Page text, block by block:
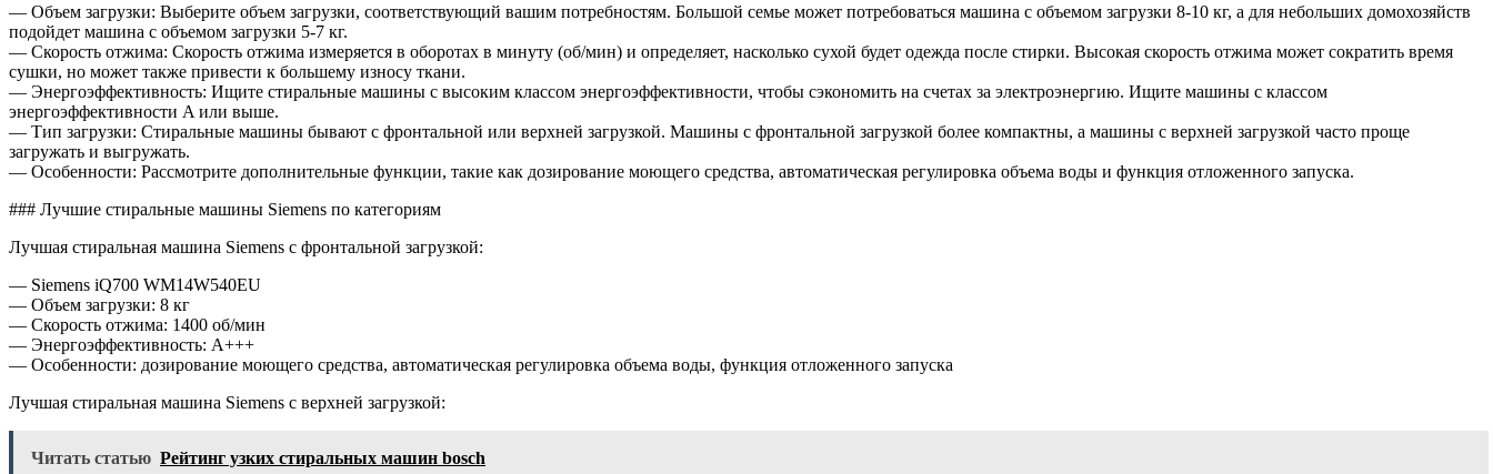
— Объем загрузки: Выберите объем загрузки, соответствующий вашим потребностям. Большой семье может потребоваться машина с объемом загрузки 8-10 кг, а для небольших домохозяйств
подойдет машина с объемом загрузки 5-7 кг.
— Скорость отжима: Скорость отжима измеряется в оборотах в минуту (об/мин) и определяет, насколько сухой будет одежда после стирки. Высокая скорость отжима может сократить время
сушки, но может также привести к большему износу ткани.
— Энергоэффективность: Ищите стиральные машины с высоким классом энергоэффективности, чтобы сэкономить на счетах за электроэнергию. Ищите машины с классом
энергоэффективности A или выше.
— Тип загрузки: Стиральные машины бывают с фронтальной или верхней загрузкой. Машины с фронтальной загрузкой более компактны, а машины с верхней загрузкой часто проще
загружать и выгружать.
— Особенности: Рассмотрите дополнительные функции, такие как дозирование моющего средства, автоматическая регулировка объема воды и функция отложенного запуска.
### Лучшие стиральные машины Siemens по категориям
Лучшая стиральная машина Siemens с фронтальной загрузкой:
— Siemens iQ700 WM14W540EU
— Объем загрузки: 8 кг
— Скорость отжима: 1400 об/мин
— Энергоэффективность: A+++
— Особенности: дозирование моющего средства, автоматическая регулировка объема воды, функция отложенного запуска
Лучшая стиральная машина Siemens с верхней загрузкой:
Читать статью Рейтинг узких стиральных машин bosch